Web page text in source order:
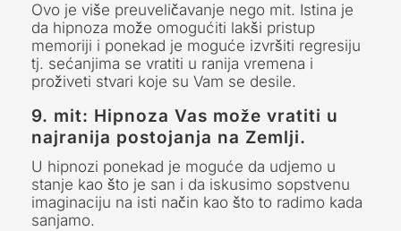
Ovo je više preuveličavanje nego mit. Istina je
da hipnoza može omogućiti lakši pristup
memoriji i ponekad je moguće izvršiti regresiju
tj. sećanjima se vratiti u ranija vremena i
proživeti stvari koje su Vam se desile.
9. mit: Hipnoza Vas može vratiti u
najranija postojanja na Zemlji.
U hipnozi ponekad je moguće da udjemo u
stanje kao što je san i da iskusimo sopstvenu
imaginaciju na isti način kao što to radimo kada
sanjamo.